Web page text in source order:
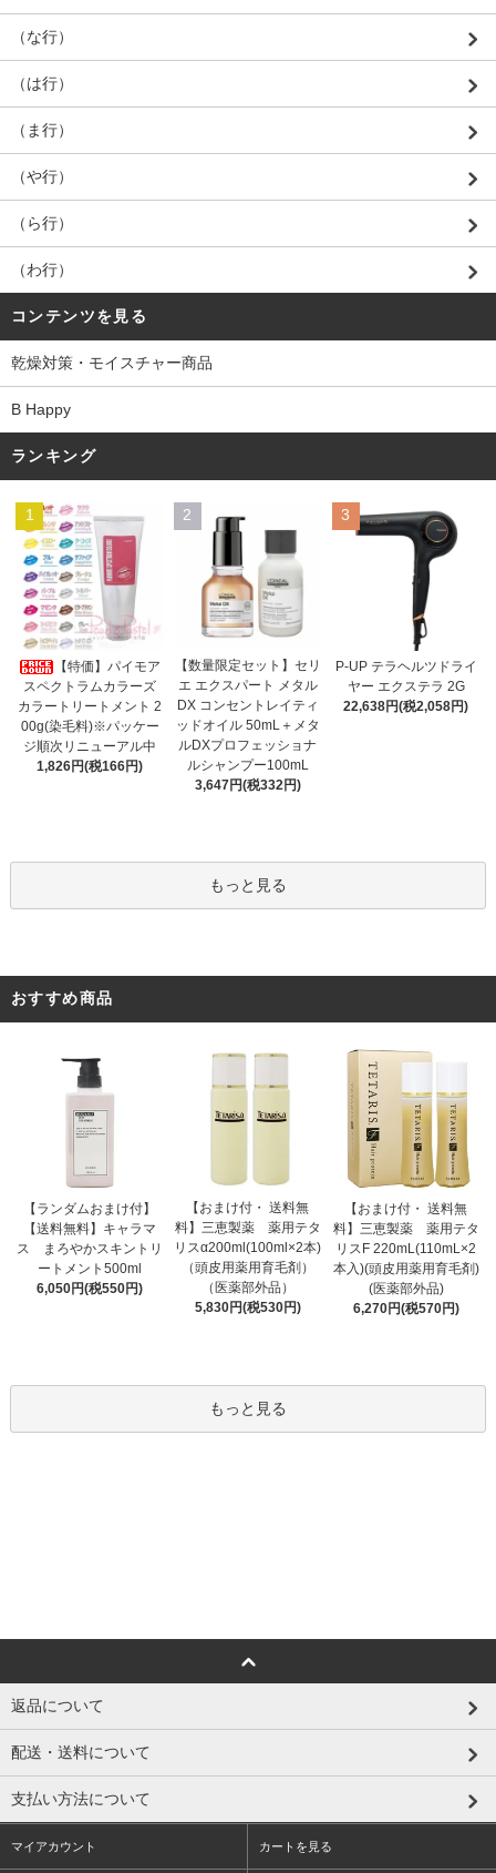
（な行）
（は行）
（ま行）
（や行）
（ら行）
（わ行）
コンテンツを見る
乾燥対策・モイスチャー商品
B Happy
ランキング
1
【特価】パイモア
スペクトラムカラーズ
カラートリートメント 2
00g(染毛料)※パッケー
ジ順次リニューアル中
1,826円(税166円)
2
【数量限定セット】セリ
エ エクスパート メタル
DX コンセントレイティ
ッドオイル 50mL＋メタ
ルDXプロフェッショナ
ルシャンプー100mL
3,647円(税332円)
3
P-UP テラヘルツドライ
ヤー エクステラ 2G
22,638円(税2,058円)
もっと見る
おすすめ商品
【ランダムおまけ付】
【送料無料】キャラマ
ス まろやかスキントリ
ートメント500ml
6,050円(税550円)
【おまけ付・ 送料無
料】三恵製薬 薬用テタ
リスα200ml(100ml×2本)
（頭皮用薬用育毛剤）
（医薬部外品）
5,830円(税530円)
【おまけ付・ 送料無
料】三恵製薬 薬用テタ
リスF 220mL(110mL×2
本入)(頭皮用薬用育毛剤)
(医薬部外品)
6,270円(税570円)
もっと見る
返品について
配送・送料について
支払い方法について
マイアカウント カートを見る